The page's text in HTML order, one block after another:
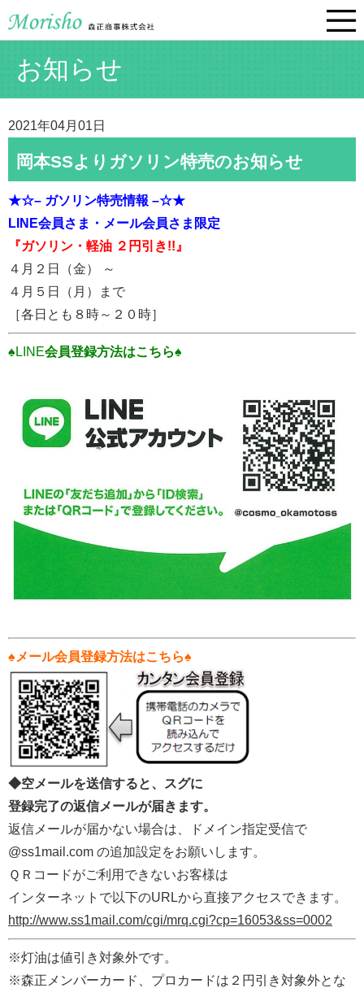
お知らせ
2021年04月01日
岡本SSよりガソリン特売のお知らせ
★☆– ガソリン特売情報 –☆★
LINE会員さま・ メール会員さま限定
『ガソリン・軽油 ２円引き!!』
４月２日（金） ～
４月５日（月）まで
［各日とも８時～２０時］
♠LINE会員登録方法はこちら♠
♠ メール会員登録方法はこちら♠
◆空メールを送信すると、スグに
登録完了の返信メールが届きます。
返信メールが届かない場合は、ドメイン指定受信で
@ss1mail.com の追加設定をお願いします。
ＱＲコードがご利用できないお客様は
インターネットで以下のURLから直接アクセスできます。
http://www.ss1mail.com/cgi/mrq.cgi?cp=16053&ss=0002
※灯油は値引き対象外です。
※森正メンバーカード、プロカードは２円引き対象外とな